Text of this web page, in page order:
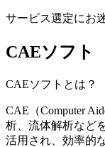
サービス選定にお
CAEソフト
CAEソフト とは？
CAE（Computer
析、流体解析など
活用され、効率的